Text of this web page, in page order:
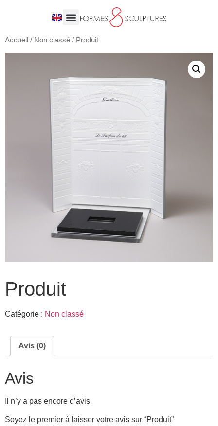
Accueil / Non classé / Produit
Produit
Catégorie : Non classé
Avis (0)
Avis
Il n’y a pas encore d’avis.
Soyez le premier à laisser votre avis sur “Produit”